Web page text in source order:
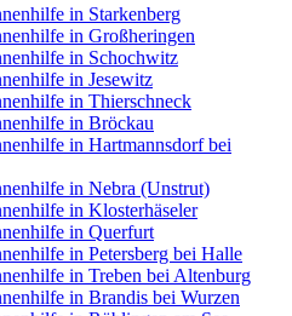
in Starkenberg
in Großheringen
in Schochwitz
in Jesewitz
in Thierschneck
in Bröckau
in Hartmannsdorf bei
in Nebra (Unstrut)
in Klosterhäseler
in Querfurt
in Petersberg bei Halle
in Treben bei Altenburg
in Brandis bei Wurzen